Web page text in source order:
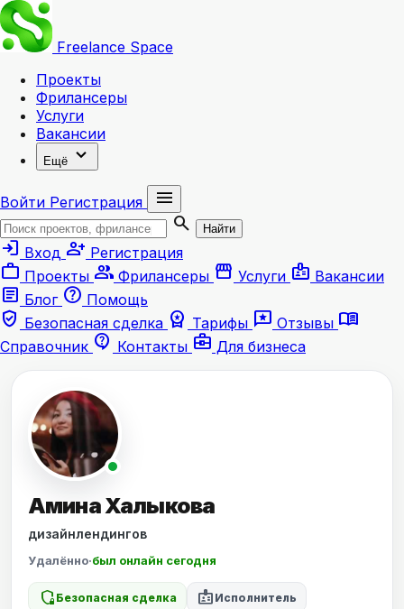
Freelance Space
Проекты
Фрилансеры
Услуги
Вакансии
Ещё expand_more
Войти Регистрация
menu
search
Найти
login Вход person_add Регистрация
work Проекты group Фрилансеры storefront Услуги badge Вакансии
article Блог help Помощь
verified_user Безопасная сделка workspace_premium Тарифы reviews Отзывы menu_book
Справочник contact_support Контакты business_center Для бизнеса
Амина Халыкова
дизайнлендингов
Удалённо·был онлайн сегодня
shield_locked Безопасная сделка badge Исполнитель